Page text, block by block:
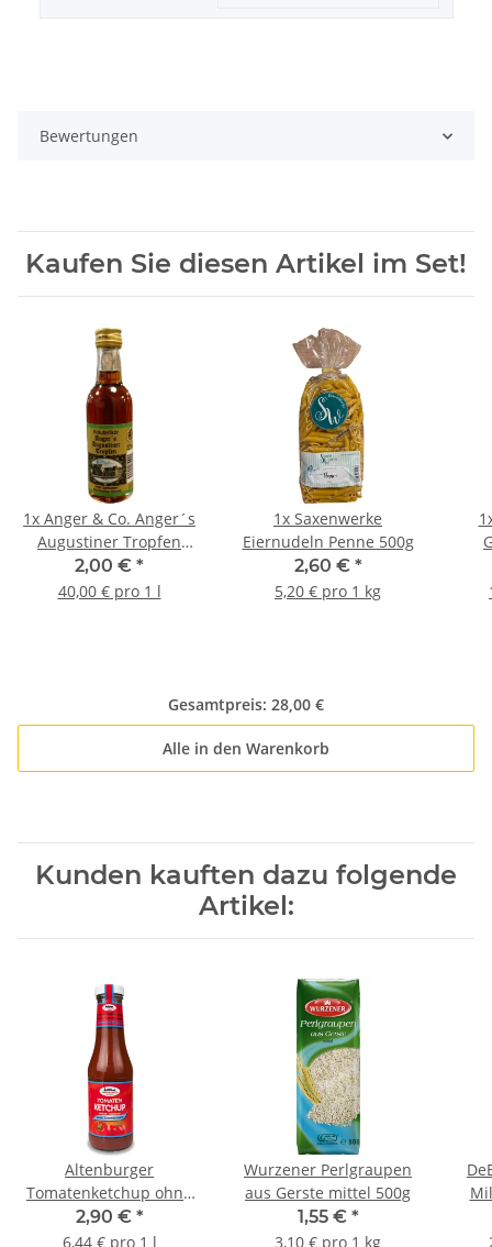
Bewertungen
Kaufen Sie diesen Artikel im Set!
1x Anger & Co. Anger´s
Augustiner Tropfen
32%vol. 0,05l
2,00 € *
40,00 € pro 1 l
1x Saxenwerke
Eiernudeln Penne 500g
2,60 € *
5,20 € pro 1 kg
Gesamtpreis: 28,00 €
Alle in den Warenkorb
Kunden kauften dazu folgende
Artikel:
Altenburger
Tomatenketchup ohne
Zuckerzusatz, 450ml
Flasche
2,90 € *
6,44 € pro 1 l
Wurzener Perlgraupen
aus Gerste mittel 500g
1,55 € *
3,10 € pro 1 kg